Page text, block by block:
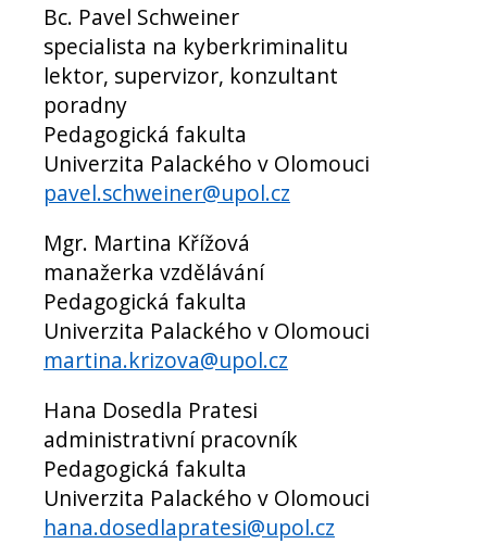
Bc. Pavel Schweiner
specialista na kyberkriminalitu
lektor, supervizor, konzultant
poradny
Pedagogická fakulta
Univerzita Palackého v Olomouci
pavel.schweiner@upol.cz
Mgr. Martina Křížová
manažerka vzdělávání
Pedagogická fakulta
Univerzita Palackého v Olomouci
martina.krizova@upol.cz
Hana Dosedla Pratesi
administrativní pracovník
Pedagogická fakulta
Univerzita Palackého v Olomouci
hana.dosedlapratesi@upol.cz